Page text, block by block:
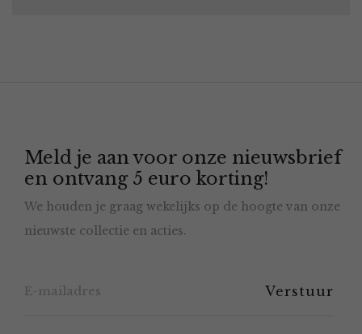
Meld je aan voor onze nieuwsbrief
en ontvang 5 euro korting!
We houden je graag wekelijks op de hoogte van onze
nieuwste collectie en acties.